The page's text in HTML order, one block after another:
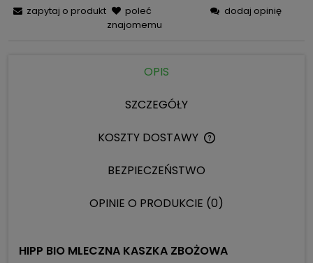
zapytaj o produkt
poleć
znajomemu
dodaj opinię
OPIS
SZCZEGÓŁY
KOSZTY DOSTAWY
BEZPIECZEŃSTWO
OPINIE O PRODUKCIE (0)
HIPP BIO MLECZNA KASZKA ZBOŻOWA